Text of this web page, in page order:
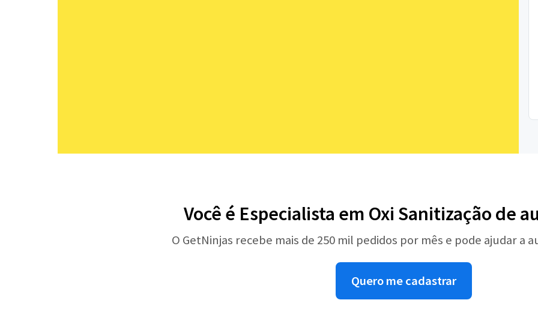
Você é Especialista em Oxi Sanitização de
O GetNinjas recebe mais de 250 mil pedidos por mês e pode ajudar a
Quero me cadastrar